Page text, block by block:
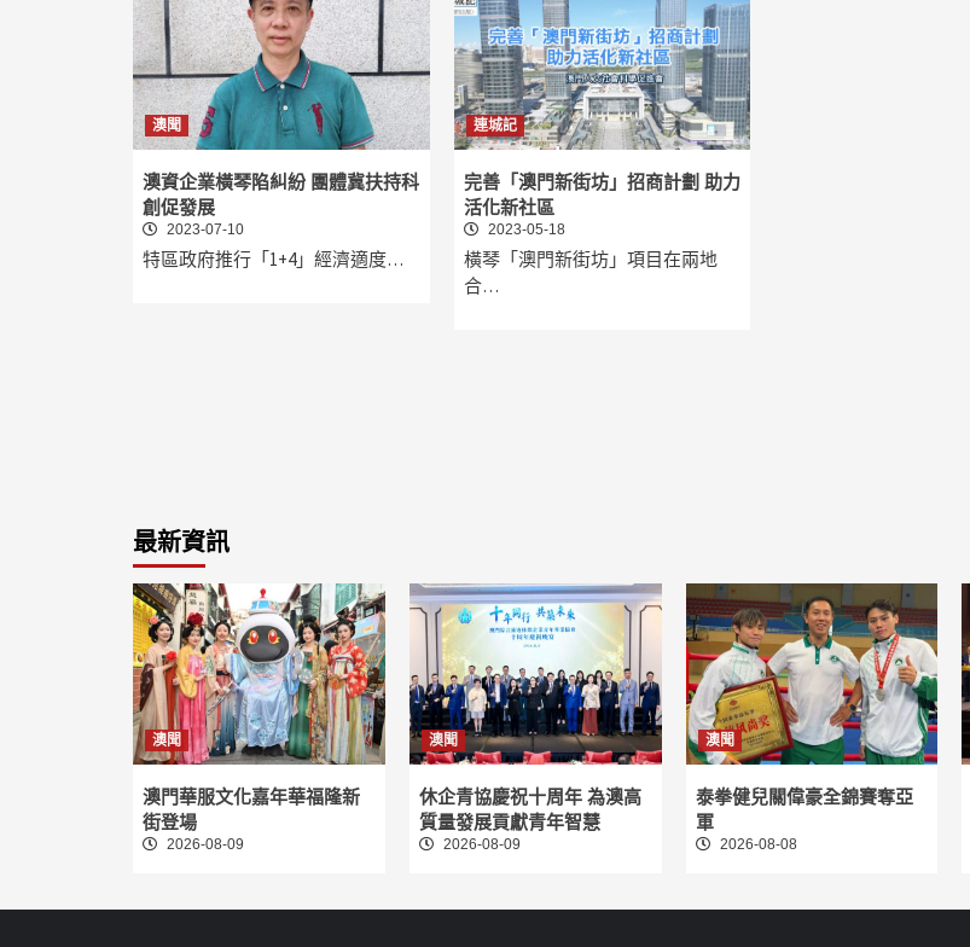
澳聞
澳資企業橫琴陷糾紛 團體冀扶持科
創促發展
2023-07-10
特區政府推行「1+4」經濟適度…
連城記
完善「澳門新街坊」招商計劃 助力
活化新社區
2023-05-18
橫琴「澳門新街坊」項目在兩地
合…
最新資訊
澳聞
澳門華服文化嘉年華福隆新
街登場
2026-08-09
澳聞
休企青協慶祝十周年 為澳高
質量發展貢獻青年智慧
2026-08-09
澳聞
泰拳健兒關偉豪全錦賽奪亞
軍
2026-08-08